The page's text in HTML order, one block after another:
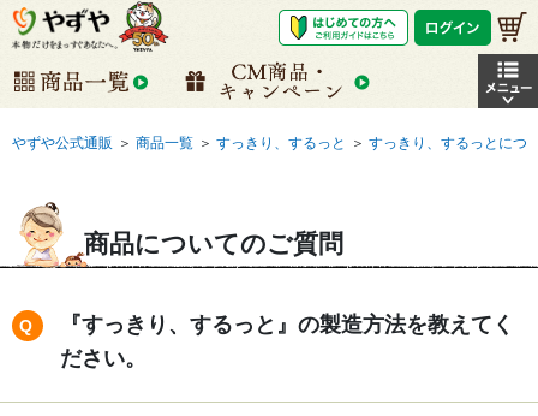
やずや公式通販 ＞ 商品一覧 ＞ すっきり、するっと ＞ すっきり、するっとにつ
商品についてのご質問
『すっきり、するっと』の製造方法を教えてく
ださい。